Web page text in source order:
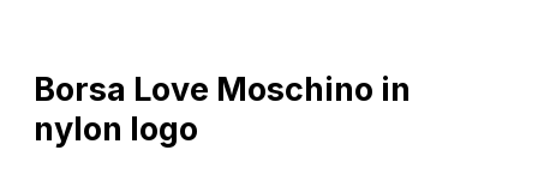
Borsa Love Moschino in
nylon logo